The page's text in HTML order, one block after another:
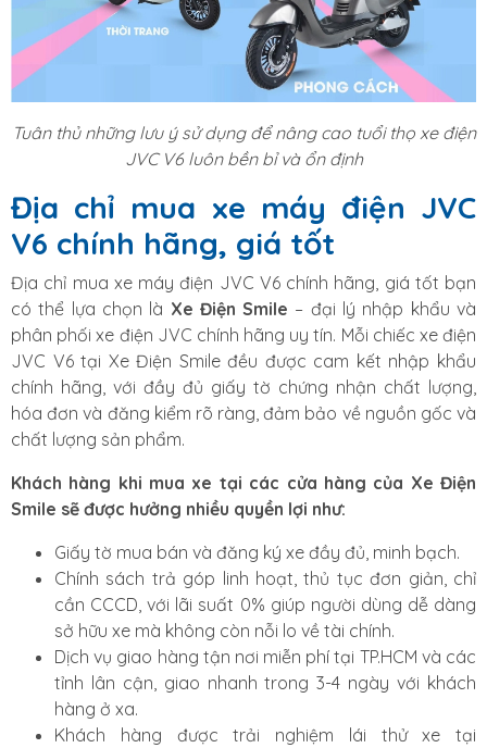
Tuân thủ những lưu ý sử dụng để nâng cao tuổi thọ xe điện
JVC V6 luôn bền bỉ và ổn định
Địa chỉ mua xe máy điện JVC
V6 chính hãng, giá tốt
Địa chỉ mua xe máy điện JVC V6 chính hãng, giá tốt bạn
có thể lựa chọn là Xe Điện Smile – đại lý nhập khẩu và
phân phối xe điện JVC chính hãng uy tín. Mỗi chiếc xe điện
JVC V6 tại Xe Điện Smile đều được cam kết nhập khẩu
chính hãng, với đầy đủ giấy tờ chứng nhận chất lượng,
hóa đơn và đăng kiểm rõ ràng, đảm bảo về nguồn gốc và
chất lượng sản phẩm.
Khách hàng khi mua xe tại các cửa hàng của Xe Điện
Smile sẽ được hưởng nhiều quyền lợi như:
Giấy tờ mua bán và đăng ký xe đầy đủ, minh bạch.
Chính sách trả góp linh hoạt, thủ tục đơn giản, chỉ
cần CCCD, với lãi suất 0% giúp người dùng dễ dàng
sở hữu xe mà không còn nỗi lo về tài chính.
Dịch vụ giao hàng tận nơi miễn phí tại TP.HCM và các
tỉnh lân cận, giao nhanh trong 3-4 ngày với khách
hàng ở xa.
Khách hàng được trải nghiệm lái thử xe tại